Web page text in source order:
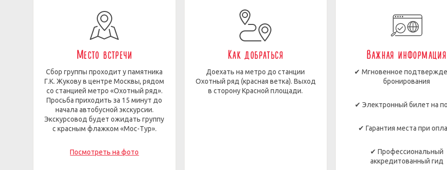
Место встречи
Сбор группы проходит у памятника
Г.К. Жукову в центре Москвы, рядом
со станцией метро «Охотный ряд».
Просьба приходить за 15 минут до
начала автобусной экскурсии.
Экскурсовод будет ожидать группу
с красным флажком «Мос-Тур».
Посмотреть на фото
Как добраться
Доехать на метро до станции
Охотный ряд (красная ветка). Выход
в сторону Красной площади.
Важная информация
✔ Мгновенное
бронирования
✔ Электронный билет на
✔ Гарантия места при
✔ Профессиональный
аккредитованный гид